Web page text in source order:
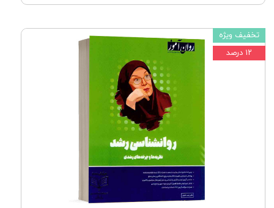
تخفیف ویژه
۱۲ درصد